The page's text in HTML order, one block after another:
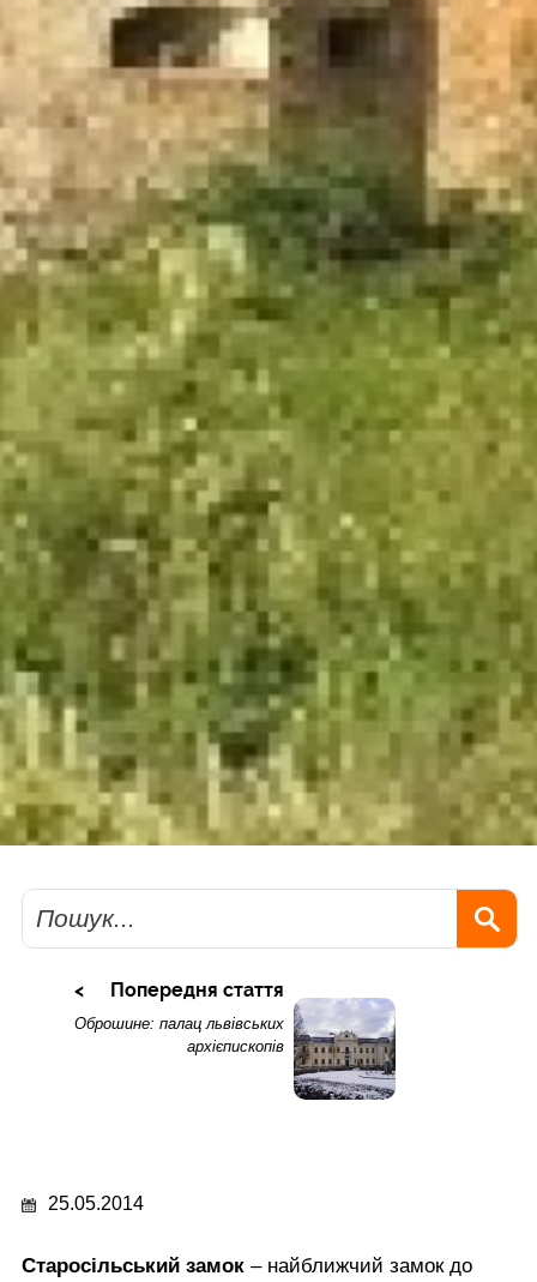
Пошук
Попередня стаття
Оброшине: палац львівських
архієпископів
25.05.2014
Старосільський замок – найближчий замок до